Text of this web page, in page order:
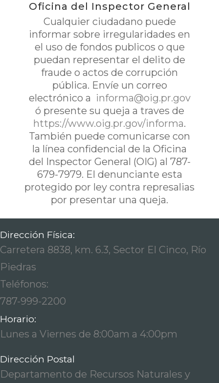
Oficina del Inspector General
Cualquier ciudadano puede
informar sobre irregularidades en
el uso de fondos publicos o que
puedan representar el delito de
fraude o actos de corrupción
pública. Envíe un correo
electrónico a informa@oig.pr.gov
ó presente su queja a traves de
https://www.oig.pr.gov/informa.
También puede comunicarse con
la línea confidencial de la Oficina
del Inspector General (OIG) al 787-
679-7979. El denunciante esta
protegido por ley contra represalias
por presentar una queja.
Dirección Física:
Carretera 8838, km. 6.3, Sector El Cinco, Río
Piedras
Teléfonos:
787-999-2200
Horario:
Lunes a Viernes de 8:00am a 4:00pm
Dirección Postal
Departamento de Recursos Naturales y